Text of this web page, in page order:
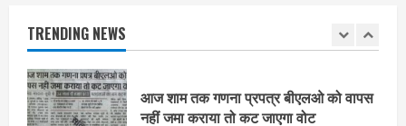
TRENDING NEWS
2
निर्धारित मानक व नियम का बारीकी से किया
जाएगा परीक्षण, तब कार्रवाई